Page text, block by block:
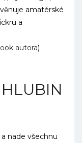
amatérské
a
autora)
nade všechnu